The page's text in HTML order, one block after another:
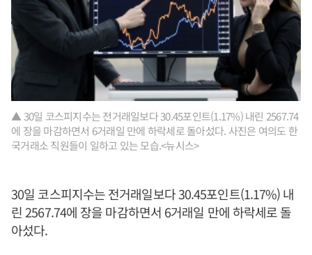
▲ 30일 코스피지수는 전거래일보다 30.45포인트(1.17%) 내린 2567.74
에 장을 마감하면서 6거래일 만에 하락세로 돌아섰다. 사진은 여의도 한
국거래소 직원들이 일하고 있는 모습.<뉴시스>
30일 코스피지수는 전거래일보다 30.45포인트(1.17%) 내
린 2567.74에 장을 마감하면서 6거래일 만에 하락세로 돌
아섰다.